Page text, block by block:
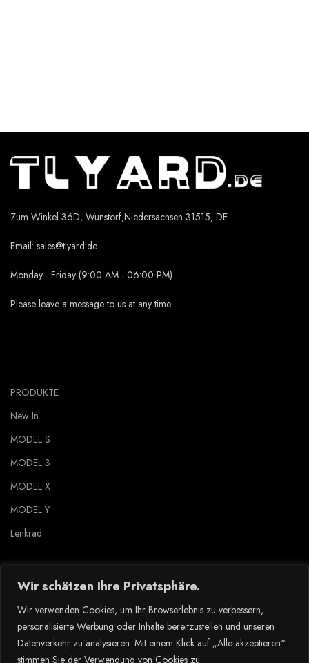
Wir schätzen Ihre Privatsphäre.
Wir verwenden Cookies, um Ihr Browserlebnis zu verbessern,
personalisierte Werbung oder Inhalte bereitzustellen und unseren
Datenverkehr zu analysieren. Mit einem Klick auf „Alle akzeptieren“
stimmen Sie der Verwendung von Cookies zu.
Zum Winkel 36D, Wunstorf,Niedersachsen 31515, DE
Email: sales@tlyard.de
Monday - Friday (9:00 AM - 06:00 PM)
Please leave a message to us at any time
PRODUKTE
New In
MODEL S
MODEL 3
MODEL X
MODEL Y
Lenkrad
KUNDENDIENST
Über uns